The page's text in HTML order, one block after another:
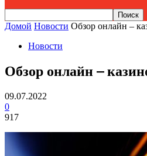
Домой Новости Обзор онлайн –
Новости
Обзор онлайн –
09.07.2022
0
917